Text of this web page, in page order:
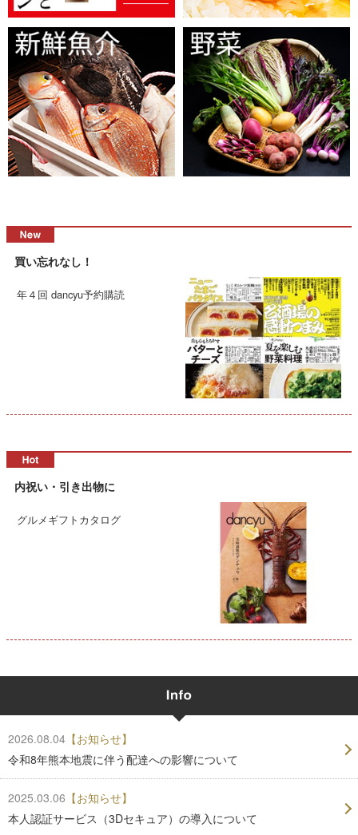
買い忘れなし！
年４回 dancyu予約購読
内祝い・引き出物に
グルメギフトカタログ
2026.08.04 【お知らせ】
令和8年熊本地震に伴う配達への影響について
2025.03.06 【お知らせ】
本人認証サービス（3Dセキュア）の導入について